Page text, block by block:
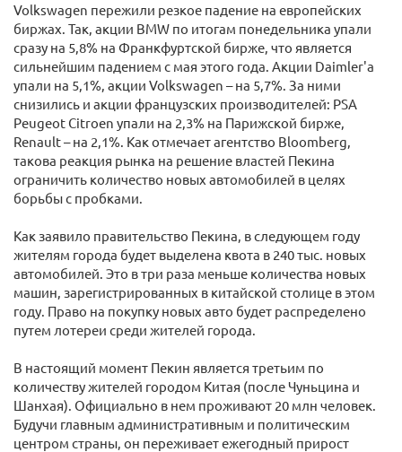
Volkswagen пережили резкое падение на европейских
биржах. Так, акции BMW по итогам понедельника упали
сразу на 5,8% на Франкфуртской бирже, что является
сильнейшим падением с мая этого года. Акции Daimler'а
упали на 5,1%, акции Volkswagen – на 5,7%. За ними
снизились и акции французских производителей: PSA
Peugeot Citroen упали на 2,3% на Парижской бирже,
Renault – на 2,1%. Как отмечает агентство Bloomberg,
такова реакция рынка на решение властей Пекина
ограничить количество новых автомобилей в целях
борьбы с пробками.
Как заявило правительство Пекина, в следующем году
жителям города будет выделена квота в 240 тыс. новых
автомобилей. Это в три раза меньше количества новых
машин, зарегистрированных в китайской столице в этом
году. Право на покупку новых авто будет распределено
путем лотереи среди жителей города.
В настоящий момент Пекин является третьим по
количеству жителей городом Китая (после Чуньцина и
Шанхая). Официально в нем проживают 20 млн человек.
Будучи главным административным и политическим
центром страны, он переживает ежегодный прирост